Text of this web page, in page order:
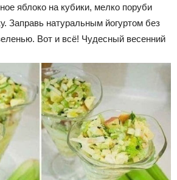
яблоко на кубики, мелко поруби
Заправь натуральным йогуртом без
Вот и всё! Чудесный весенний